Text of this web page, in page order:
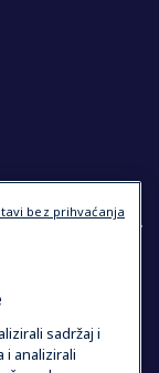
sadržaj i
i analizirali
bez prihvaćanja